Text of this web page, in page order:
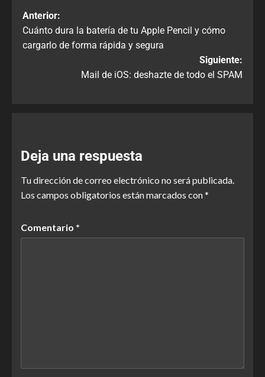
Anterior:
Cuánto dura la batería de tu Apple Pencil y cómo
cargarlo de forma rápida y segura
Siguiente:
Mail de iOS: deshazte de todo el SPAM
Deja una respuesta
Tu dirección de correo electrónico no será publicada.
Los campos obligatorios están marcados con*
Comentario *